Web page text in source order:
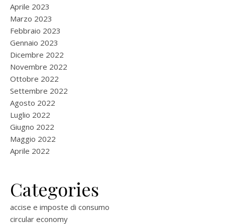
Aprile 2023
Marzo 2023
Febbraio 2023
Gennaio 2023
Dicembre 2022
Novembre 2022
Ottobre 2022
Settembre 2022
Agosto 2022
Luglio 2022
Giugno 2022
Maggio 2022
Aprile 2022
Categories
accise e imposte di consumo
circular economy